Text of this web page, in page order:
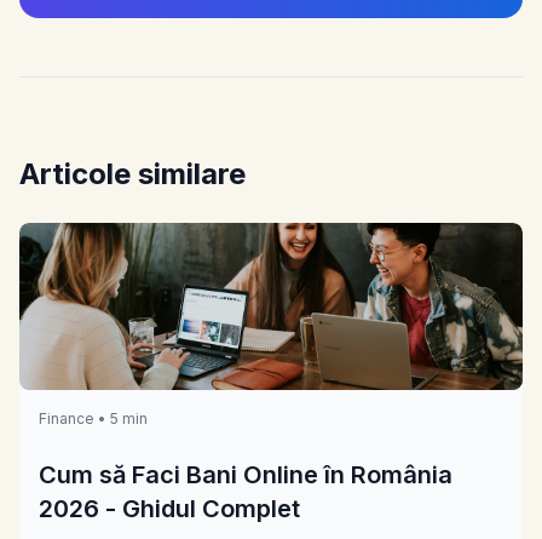
Articole similare
Finance • 5 min
Cum să Faci Bani Online în România
2026 - Ghidul Complet